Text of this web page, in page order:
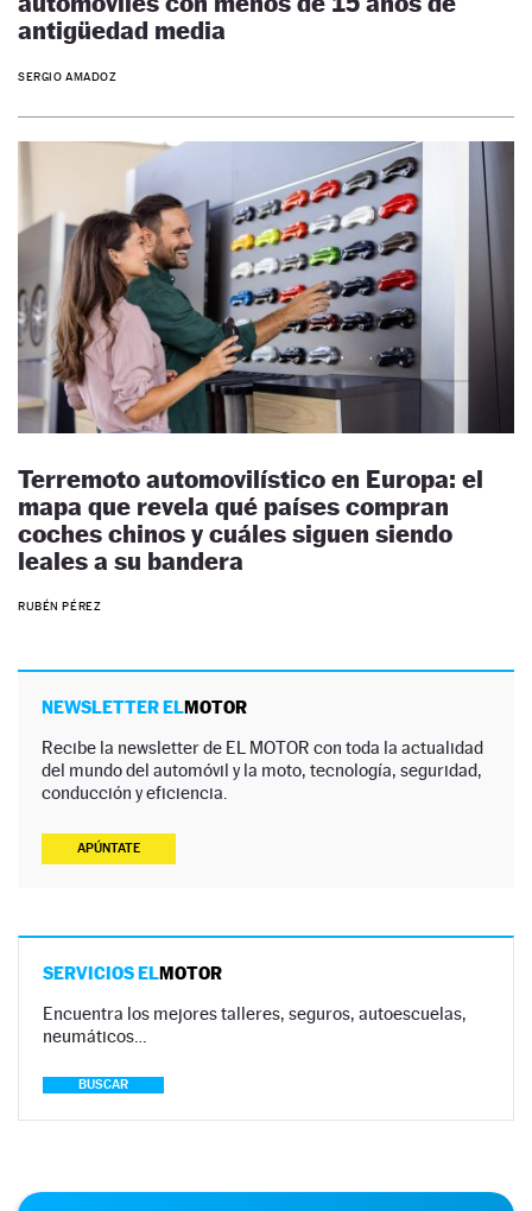
antigüedad media
SERGIO AMADOZ
Terremoto automovilístico en Europa: el
mapa que revela qué países compran
coches chinos y cuáles siguen siendo
leales a su bandera
RUBÉN PÉREZ
NEWSLETTER ELMOTOR
Recibe la newsletter de EL MOTOR con toda la actualidad
del mundo del automóvil y la moto, tecnología, seguridad,
conducción y eficiencia.
APÚNTATE
SERVICIOS ELMOTOR
Encuentra los mejores talleres, seguros, autoescuelas,
neumáticos…
BUSCAR